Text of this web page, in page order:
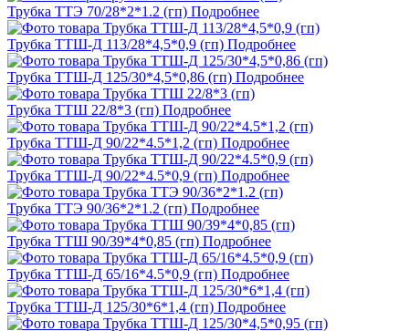
Трубка ТТЭ 70/28*2*1.2 (гп) Подробнее
Трубка ТТШ-Д 113/28*4,5*0,9 (гп) Подробнее
Трубка ТТШ-Д 125/30*4,5*0,86 (гп) Подробнее
Трубка ТТШ 22/8*3 (гп) Подробнее
Трубка ТТШ-Д 90/22*4.5*1,2 (гп) Подробнее
Трубка ТТШ-Д 90/22*4.5*0,9 (гп) Подробнее
Трубка ТТЭ 90/36*2*1.2 (гп) Подробнее
Трубка ТТШ 90/39*4*0,85 (гп) Подробнее
Трубка ТТШ-Д 65/16*4.5*0,9 (гп) Подробнее
Трубка ТТШ-Д 125/30*6*1,4 (гп) Подробнее